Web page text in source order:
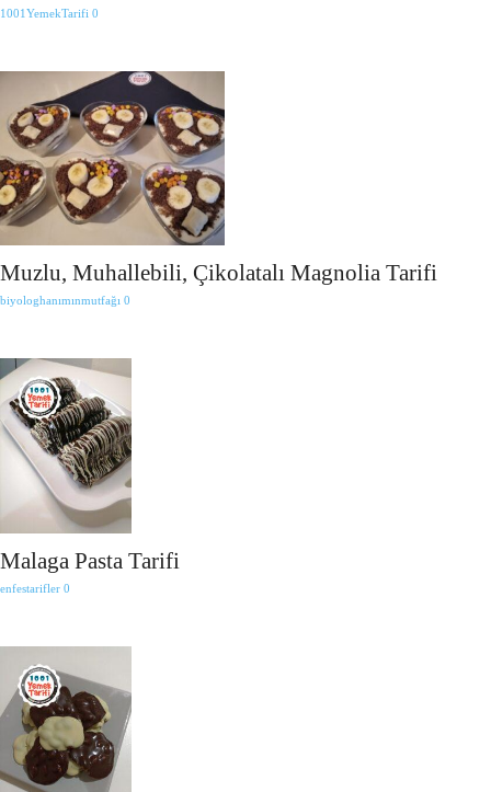
1001YemekTarifi 0
Muzlu, Muhallebili, Çikolatalı Magnolia Tarifi
biyologhanımınmutfağı 0
Malaga Pasta Tarifi
enfestarifler 0